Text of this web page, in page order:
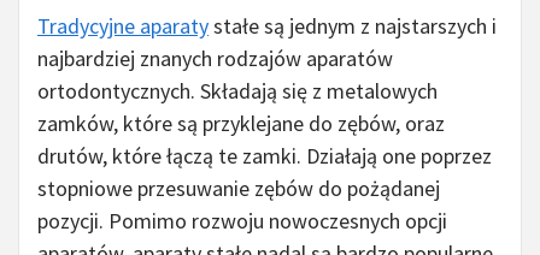
Tradycyjne aparatystałe są jednym z najstarszych i
najbardziej znanych rodzajów aparatów
ortodontycznych. Składają się z metalowych
zamków, które są przyklejane do zębów, oraz
drutów, które łączą te zamki. Działają one poprzez
stopniowe przesuwanie zębów do pożądanej
pozycji. Pomimo rozwoju nowoczesnych opcji